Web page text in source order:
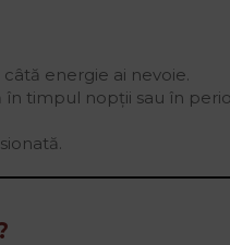
energie ai nevoie.
în timpul nopții sau în